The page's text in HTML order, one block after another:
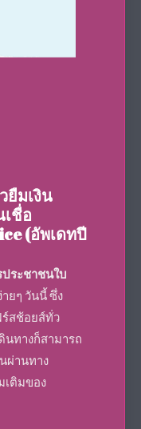
ยืมเงิน
ชื่อ
(อัพเดทปี
ระชาชนใบ
ยๆ วันนี้ ซึ่ง
ร์สช้อยส์ทั่ว
นทางก็สามารถ
ผ่านทาง
เติมของ